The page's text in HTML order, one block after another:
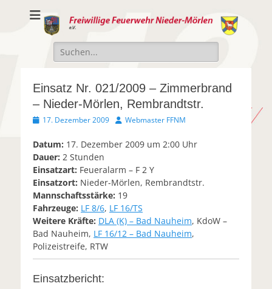
Freiwillige
Feuerwehr Nieder-
Mörlen e.V.
Freiwillige Feuerwehr Nieder-Mörlen e.v.
Suche
nach:
Einsatz Nr. 021/2009 – Zimmerbrand
– Nieder-Mörlen, Rembrandtstr.
Veröffentlicht
17. Dezember 2009 AutorWebmaster FFNM
Datum: 17. Dezember 2009 um 2:00 Uhr
Dauer: 2 Stunden
Einsatzart: Feueralarm – F 2 Y
Einsatzort: Nieder-Mörlen, Rembrandtstr.
Mannschaftsstärke: 19
Fahrzeuge: LF 8/6, LF 16/TS
Weitere Kräfte: DLA (K) – Bad Nauheim, KdoW –
Bad Nauheim, LF 16/12 – Bad Nauheim,
Polizeistreife, RTW
Einsatzbericht: